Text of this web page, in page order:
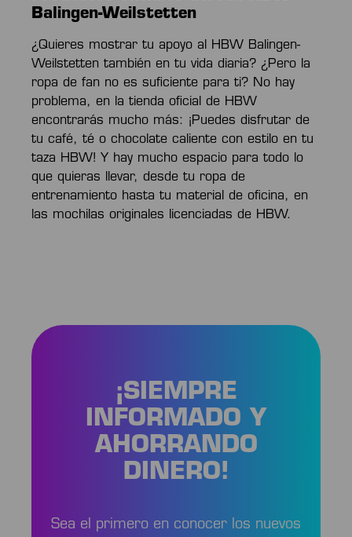
Balingen-Weilstetten
¿Quieres mostrar tu apoyo al HBW Balingen-
Weilstetten también en tu vida diaria? ¿Pero la
ropa de fan no es suficiente para ti? No hay
problema, en la tienda oficial de HBW
encontrarás mucho más: ¡Puedes disfrutar de
tu café, té o chocolate caliente con estilo en tu
taza HBW! Y hay mucho espacio para todo lo
que quieras llevar, desde tu ropa de
entrenamiento hasta tu material de oficina, en
las mochilas originales licenciadas de HBW.
¡SIEMPRE
INFORMADO Y
AHORRANDO
DINERO!
Sea el primero en conocer los nuevos